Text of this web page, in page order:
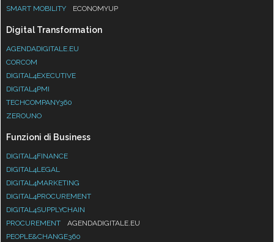
SMART MOBILITY
ECONOMYUP
Digital Transformation
AGENDADIGITALE.EU
CORCOM
DIGITAL4EXECUTIVE
DIGITAL4PMI
TECHCOMPANY360
ZEROUNO
Funzioni di Business
DIGITAL4FINANCE
DIGITAL4LEGAL
DIGITAL4MARKETING
DIGITAL4PROCUREMENT
DIGITAL4SUPPLYCHAIN
PROCUREMENT
AGENDADIGITALE.EU
PEOPLE&CHANGE360